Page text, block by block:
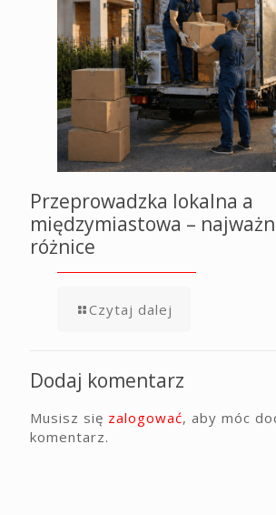
Przeprowadzka lokalna a
międzymiastowa –
różnice
Czytaj dalej
Dodaj komentarz
Musisz się zalogować, aby móc
komentarz.